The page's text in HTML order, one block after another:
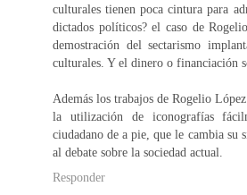
culturales tienen poca cintura para
dictados políticos? el caso de
demostración del sectarismo
culturales. Y el dinero o financiación
Además los trabajos de Rogelio
la utilización de iconografías
ciudadano de a pie, que le cambia su
al debate sobre la sociedad actual.
Responder